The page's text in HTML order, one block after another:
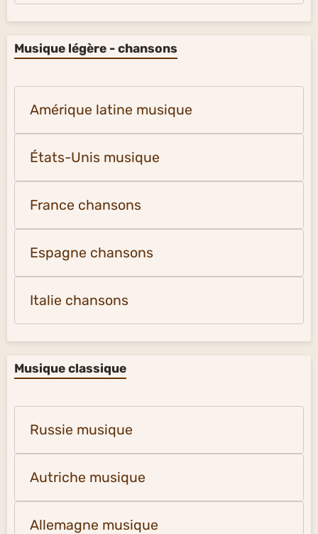
Musique légère - chansons
Amérique latine musique
États-Unis musique
France chansons
Espagne chansons
Italie chansons
Musique classique
Russie musique
Autriche musique
Allemagne musique